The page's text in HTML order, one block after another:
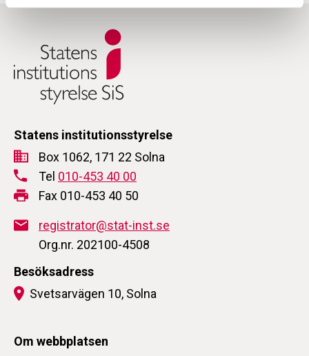
Statens institutionsstyrelse
Box 1062, 171 22 Solna
Tel 010-453 40 00
Fax 010-453 40 50
registrator@stat-inst.se
Org.nr. 202100-4508
Besöksadress
Svetsarvägen 10, Solna
Om webbplatsen